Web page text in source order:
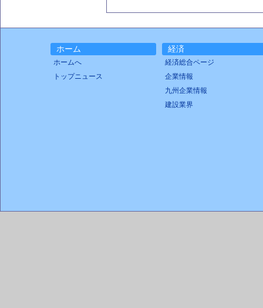
ホーム
ホームへ
トップニュース
経済
経済総合ページ
企業情報
九州企業情報
建設業界